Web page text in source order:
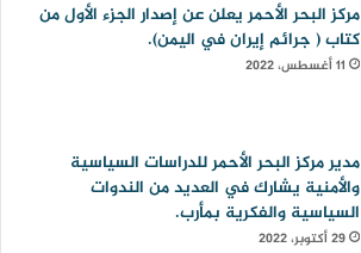
مركز البحر الأحمر يعلن عن إصدار الجزء الأول من
كتاب ( جرائم إيران في اليمن).
11 أغسطس، 2022
مدير مركز البحر الأحمر للدراسات السياسية
والأمنية يشارك في العديد من الندوات
السياسية والفكرية بمأرب.
29 أكتوبر، 2022